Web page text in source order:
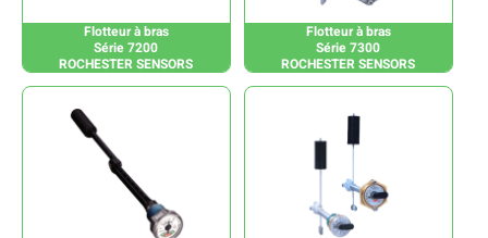
Flotteur à bras
Série 7200
ROCHESTER SENSORS
Flotteur à bras
Série 7300
ROCHESTER SENSORS